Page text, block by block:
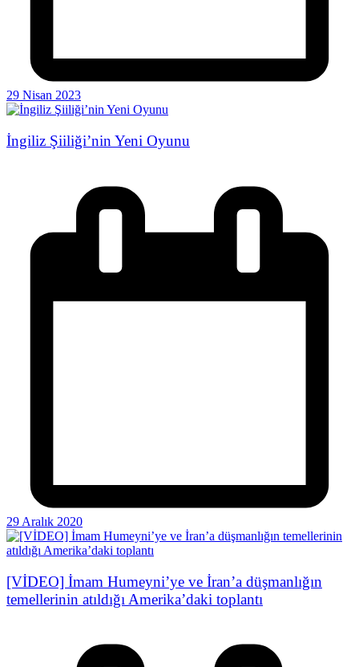
29 Nisan 2023
İngiliz Şiiliği’nin Yeni Oyunu
29 Aralık 2020
[VİDEO] İmam Humeyni’ye ve İran’a düşmanlığın
temellerinin atıldığı Amerika’daki toplantı